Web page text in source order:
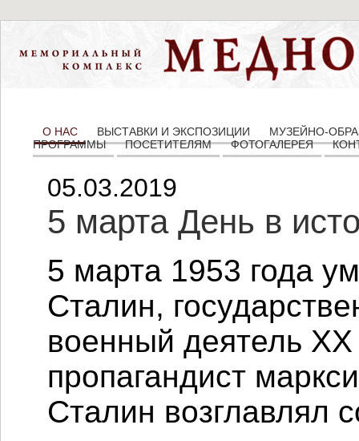
О НАС ВЫСТАВКИ И ЭКСПОЗИЦИИ
МУЗЕЙНО-
ПРОГРАММЫ
ПОСЕТИТЕЛЯМ ФОТОГАЛЕРЕЯ
05.03.2019
5 марта День в
5 марта 1953 года
Сталин,
военный деятель XX
пропагандист
Сталин возглавлял